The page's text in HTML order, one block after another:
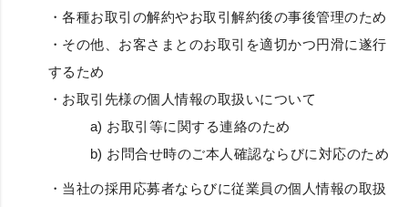
・各種お取引の解約やお取引解約後の事後管理のため
・その他、お客さまとのお取引を適切かつ円滑に遂行
するため
・お取引先様の個人情報の取扱いについて
a) お取引等に関する連絡のため
b) お問合せ時のご本人確認ならびに対応のため
・当社の採用応募者ならびに従業員の個人情報の取扱